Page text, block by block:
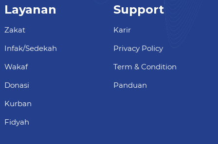
Layanan
Zakat
Infak/Sedekah
Wakaf
Donasi
Kurban
Fidyah
Support
Karir
Privacy Policy
Term & Condition
Panduan